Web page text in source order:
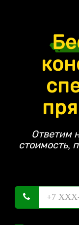
Ответим
стоимость,